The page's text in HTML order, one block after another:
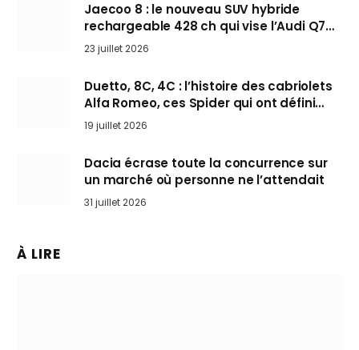
Jaecoo 8 : le nouveau SUV hybride
rechargeable 428 ch qui vise l’Audi Q7
arrive en Europe cet automne
23 juillet 2026
Duetto, 8C, 4C : l’histoire des cabriolets
Alfa Romeo, ces Spider qui ont défini
l’art de rouler cheveux au vent
19 juillet 2026
Dacia écrase toute la concurrence sur
un marché où personne ne l’attendait
31 juillet 2026
À LIRE